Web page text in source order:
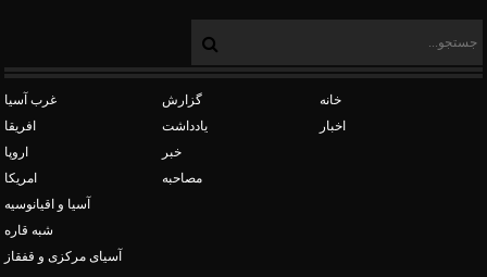
غرب آسیا
افریقا
اروپا
امریکا
آسیا و اقیانوسیه
شبه قاره
آسیای مرکزی و قفقاز
گزارش
یادداشت
خبر
مصاحبه
خانه
اخبار